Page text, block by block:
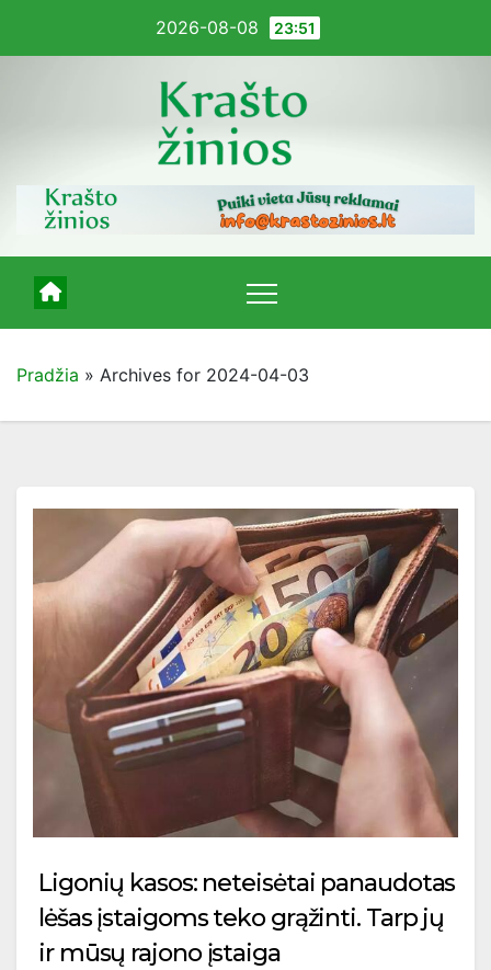
2026-08-08 23:51
Pradžia » Archives for 2024-04-03
Ligonių kasos: neteisėtai panaudotas
lėšas įstaigoms teko grąžinti. Tarp jų
ir mūsų rajono įstaiga